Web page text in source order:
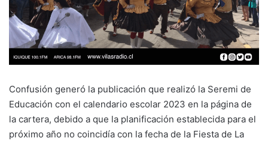
Confusión generó la publicación que realizó la Seremi de
Educación con el calendario escolar 2023 en la página de
la cartera, debido a que la planificación establecida para el
próximo año no coincidía con la fecha de la Fiesta de La